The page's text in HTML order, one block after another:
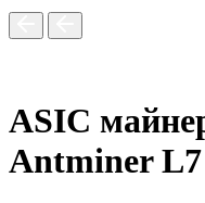
ASIC
Antminer L7